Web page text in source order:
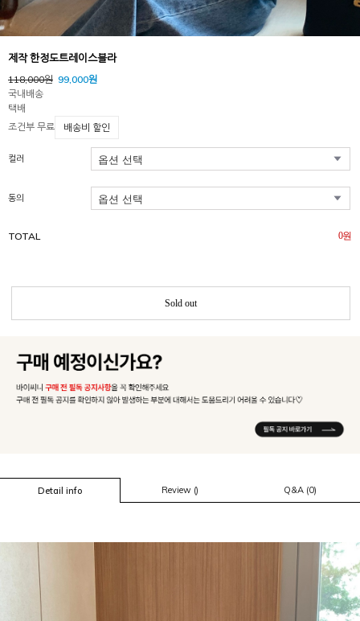
제작 한정도트레이스블라
118,000원 99,000원
국내배송
택배
조건부 무료
배송비 할인
컬러
동의
TOTAL 0원
Sold out
Detail info Review () Q&A (0)